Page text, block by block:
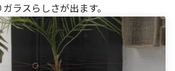
ラスらしさが出ます。